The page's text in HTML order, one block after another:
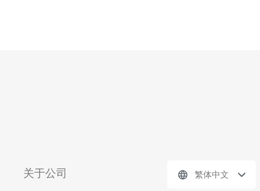
关于公司 繁体中文